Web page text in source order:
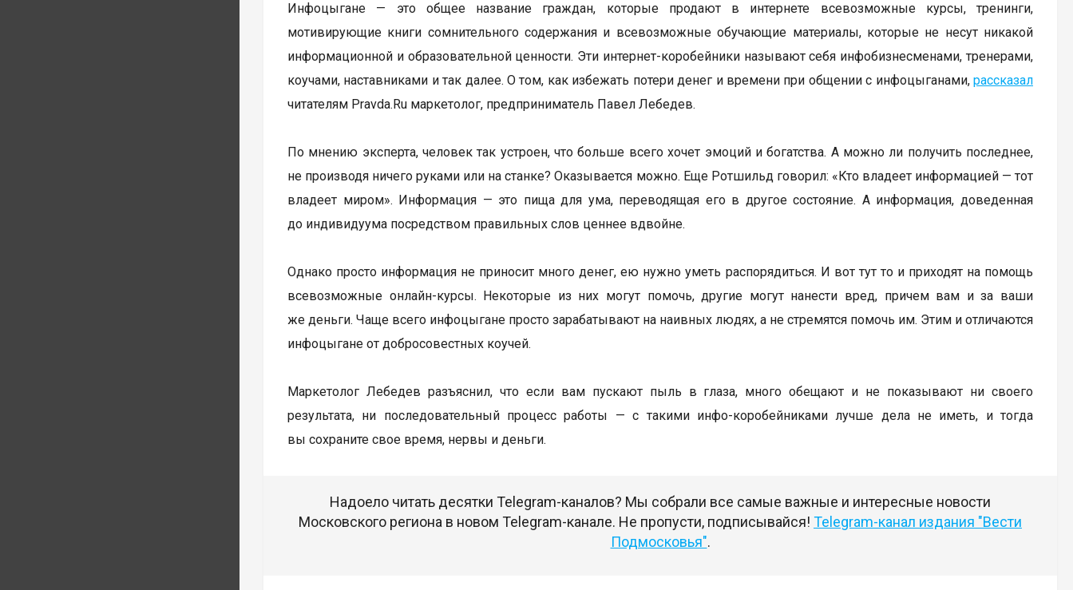
Инфоцыгане — это общее название граждан, которые продают в интернете всевозможные курсы, тренинги,
мотивирующие книги сомнительного содержания и всевозможные обучающие материалы, которые не несут никакой
информационной и образовательной ценности. Эти интернет-коробейники называют себя инфобизнесменами, тренерами,
коучами, наставниками и так далее. О том, как избежать потери денег и времени при общении с инфоцыганами, рассказал
читателям Pravda.Ru маркетолог, предприниматель Павел Лебедев.
По мнению эксперта, человек так устроен, что больше всего хочет эмоций и богатства. А можно ли получить последнее,
не производя ничего руками или на станке? Оказывается можно. Еще Ротшильд говорил: «Кто владеет информацией — тот
владеет миром». Информация — это пища для ума, переводящая его в другое состояние. А информация, доведенная
до индивидуума посредством правильных слов ценнее вдвойне.
Однако просто информация не приносит много денег, ею нужно уметь распорядиться. И вот тут то и приходят на помощь
всевозможные онлайн-курсы. Некоторые из них могут помочь, другие могут нанести вред, причем вам и за ваши
же деньги. Чаще всего инфоцыгане просто зарабатывают на наивных людях, а не стремятся помочь им. Этим и отличаются
инфоцыгане от добросовестных коучей.
Маркетолог Лебедев разъяснил, что если вам пускают пыль в глаза, много обещают и не показывают ни своего
результата, ни последовательный процесс работы — с такими инфо-коробейниками лучше дела не иметь, и тогда
вы сохраните свое время, нервы и деньги.
Надоело читать десятки Telegram-каналов? Мы собрали все самые важные и интересные новости
Московского региона в новом Telegram-канале. Не пропусти, подписывайся! Telegram-канал издания "Вести
Подмосковья".